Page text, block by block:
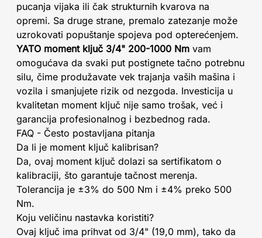
pucanja vijaka ili čak strukturnih kvarova na
opremi. Sa druge strane, premalo zatezanje može
uzrokovati popuštanje spojeva pod opterećenjem.
YATO moment ključ 3/4" 200-1000 Nm vam
omogućava da svaki put postignete tačno potrebnu
silu, čime produžavate vek trajanja vaših mašina i
vozila i smanjujete rizik od nezgoda. Investicija u
kvalitetan moment ključ nije samo trošak, već i
garancija profesionalnog i bezbednog rada.
FAQ - Često postavljana pitanja
Da li je moment ključ kalibrisan?
Da, ovaj moment ključ dolazi sa sertifikatom o
kalibraciji, što garantuje tačnost merenja.
Tolerancija je ±3% do 500 Nm i ±4% preko 500
Nm.
Koju veličinu nastavka koristiti?
Ovaj ključ ima prihvat od 3/4" (19,0 mm), tako da